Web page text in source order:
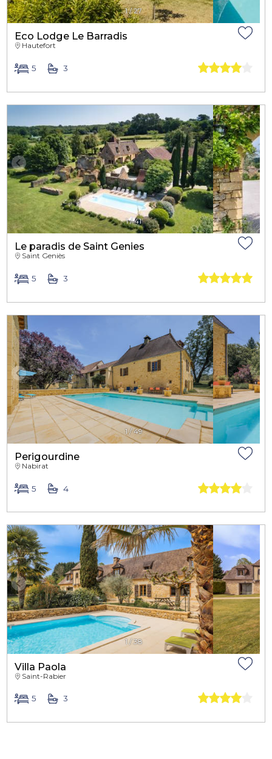
1/27
Eco Lodge Le Barradis
Hautefort
5 3
1/41
Le paradis de Saint Genies
Saint Geniès
5 3
1/49
Perigourdine
Nabirat
5 4
1/38
Villa Paola
Saint-Rabier
5 3